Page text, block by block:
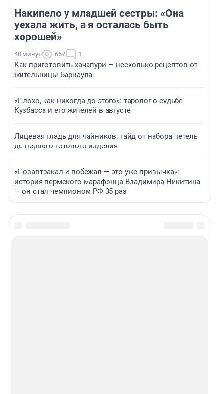
Накипело у младшей сестры: «Она
уехала жить, а я осталась быть
хорошей»
40 минут 657 1
Как приготовить хачапури — несколько рецептов от
жительницы Барнаула
«Плохо, как никогда до этого»: таролог о судьбе
Кузбасса и его жителей в августе
Лицевая гладь для чайников: гайд от набора петель
до первого готового изделия
«Позавтракал и побежал — это уже привычка»:
история пермского марафонца Владимира Никитина
— он стал чемпионом РФ 35 раз